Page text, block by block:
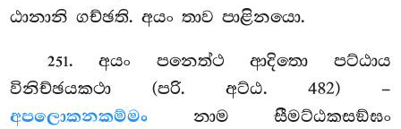
ඨානානි ගච්ඡති. අයං තාව පාළිනයො.
251. අයං පනෙත්ථ ආදිතො පට්ඨාය
විනිච්ඡයකථා (පරි. අට්ඨ. 482) –
අපලොකනකම්මං නාම සීමට්ඨකසඞ්ඝං